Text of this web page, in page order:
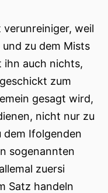
weil
zu dem Mists
ihn auch nichts,
zum
gesagt wird,
nicht nur zu
dem Ifolgenden
sogenannten
zuersi
Satz handeln